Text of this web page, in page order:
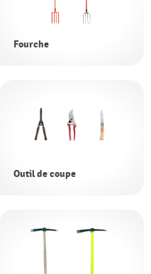
Fourche
Outil de coupe